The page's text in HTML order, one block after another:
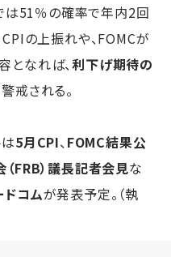
は51％の確率で年内2回
の上振れや、FOMCが
となれば、利下げ期待の
戒される。
5月CPI、 FOMC結果公
FRB）議長記者会見な
ドコムが発表予定。（執